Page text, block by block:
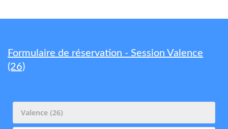
Formulaire de réservation - Session Valence
(26)